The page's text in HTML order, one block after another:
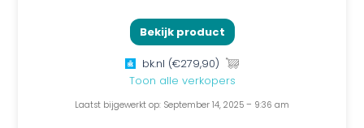
Bekijk product
bk.nl (€279,90)
Toon alle verkopers
Laatst bijgewerkt op: September 14, 2025 – 9:36 am